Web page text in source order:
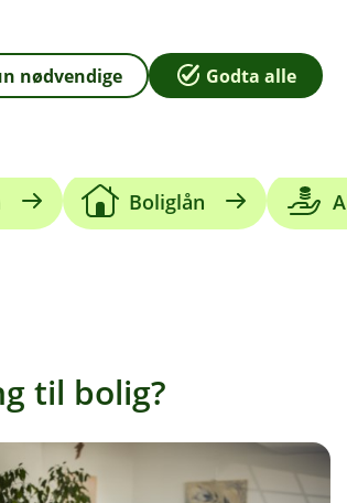
Boliglån
til bolig?
nødvendige Godta alle